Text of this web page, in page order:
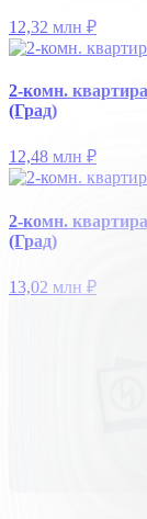
12,32 млн ₽
2-комн.
(Град)
12,48 млн ₽
2-комн.
(Град)
13,02 млн ₽